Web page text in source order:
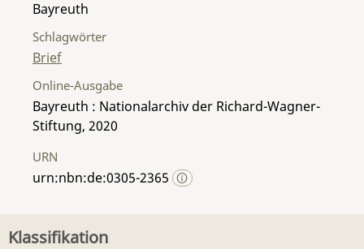
Bayreuth
Schlagwörter
Brief
Online-Ausgabe
Bayreuth : Nationalarchiv der Richard-Wagner-
Stiftung, 2020
URN
urn:nbn:de:0305-2365
Klassifikation